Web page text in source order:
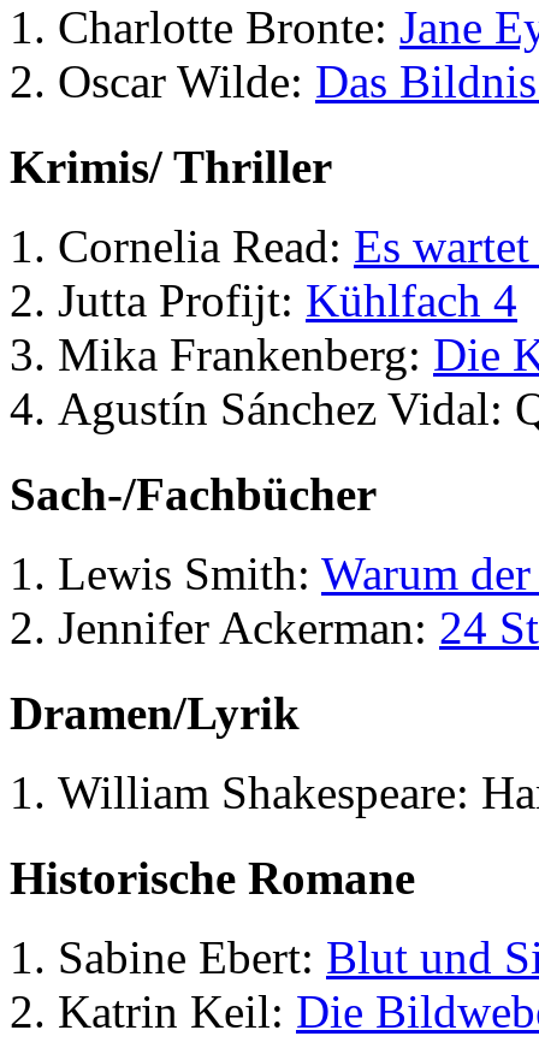
Charlotte Bronte: Jane
Oscar Wilde: Das
Krimis/ Thriller
Cornelia Read: Es
Jutta Profijt: Kühlfach 4
Mika Frankenberg: Die
Agustín Sánchez Vidal:
Sach-/Fachbücher
Lewis Smith: Warum
Jennifer Ackerman: 24
Dramen/Lyrik
William Shakespeare:
Historische Romane
Sabine Ebert: Blut und
Katrin Keil: Die